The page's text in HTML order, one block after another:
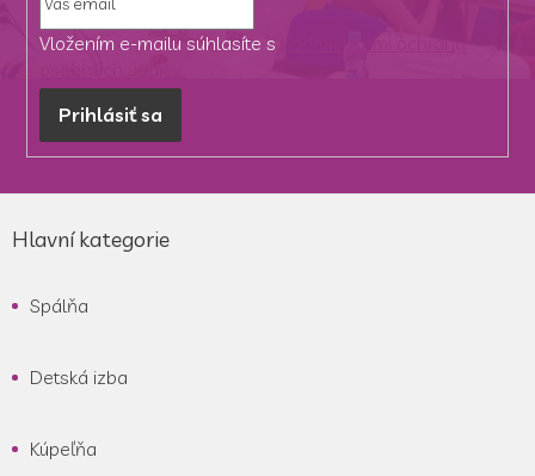
Vložením e-mailu súhlasíte s
Prihlásiť sa
Hlavní kategorie
Spálňa
Detská izba
Kúpeľňa